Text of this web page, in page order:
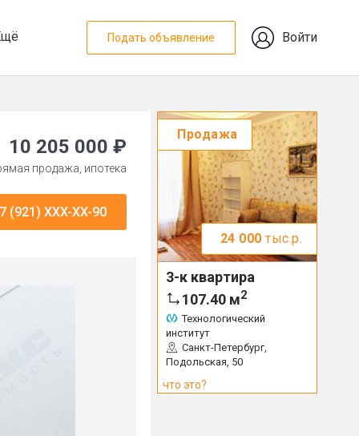
Подать объявление Войти
10 205 000 ₽
продажа, ипотека
(921) XXX-XX-90
Продажа
24 000 тыс.р.
3-к квартира
107.40 м2
Технологический
институт
Санкт-Петербург,
Подольская, 50
что это?